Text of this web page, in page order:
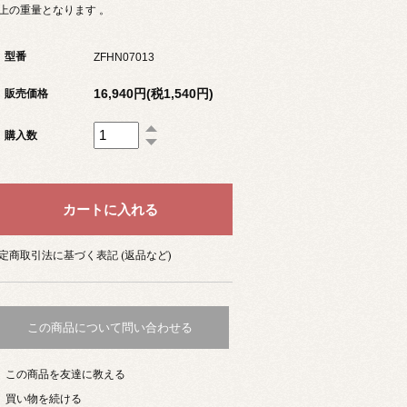
の重量となります 。
型番 ZFHN07013
販売価格 16,940円(税1,540円)
購入数
商取引法に基づく表記 (返品など)
この商品について問い合わせる
この商品を友達に教える
買い物を続ける